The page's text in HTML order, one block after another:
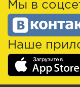
Мы в
Наше